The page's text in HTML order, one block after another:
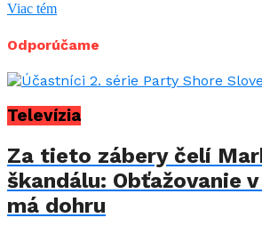
Viac tém
Odporúčame
Televízia
Za tieto zábery čelí
škandálu: Obťažovanie
má dohru